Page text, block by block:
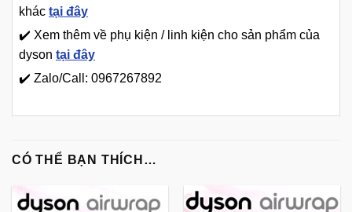
khác tại đây
✔️ Xem thêm về phụ kiện / linh kiện cho sản phẩm của
dyson tại đây
✔️ Zalo/Call: 0967267892
CÓ THỂ BẠN THÍCH…